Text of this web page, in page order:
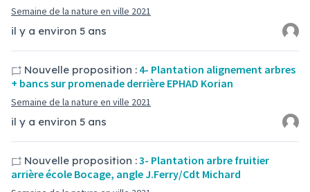
il y a environ 5 ans
Semaine de la nature en ville 2021
il y a environ 5 ans
Nouvelle proposition : 4- Plantation alignement arbres
+ bancs sur promenade derrière EPHAD Korian
Semaine de la nature en ville 2021
Nouvelle proposition :3- Plantation arbre fruitier
arrière école Bocage, angle J.Ferry/Cdt Michard